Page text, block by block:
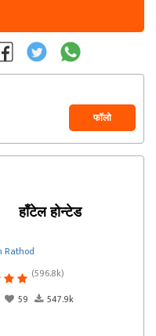
फॉलो
हॉंटेल होन्टेड
Rathod
(596.8k)
59 547.9k